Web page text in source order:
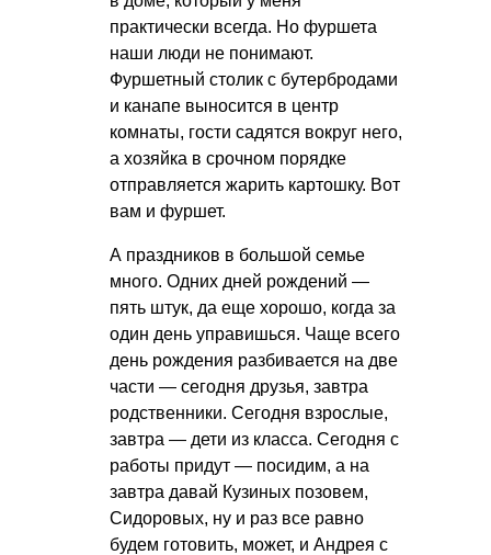
практически всегда. Но фуршета
наши люди не понимают.
Фуршетный столик с бутербродами
и канапе выносится в центр
комнаты, гости садятся вокруг него,
а хозяйка в срочном порядке
отправляется жарить картошку. Вот
вам и фуршет.
А праздников в большой семье
много. Одних дней рождений —
пять штук, да еще хорошо, когда за
один день управишься. Чаще всего
день рождения разбивается на две
части — сегодня друзья, завтра
родственники. Сегодня взрослые,
завтра — дети из класса. Сегодня с
работы придут — посидим, а на
завтра давай Кузиных позовем,
Сидоровых, ну и раз все равно
будем готовить, может, и Андрея с